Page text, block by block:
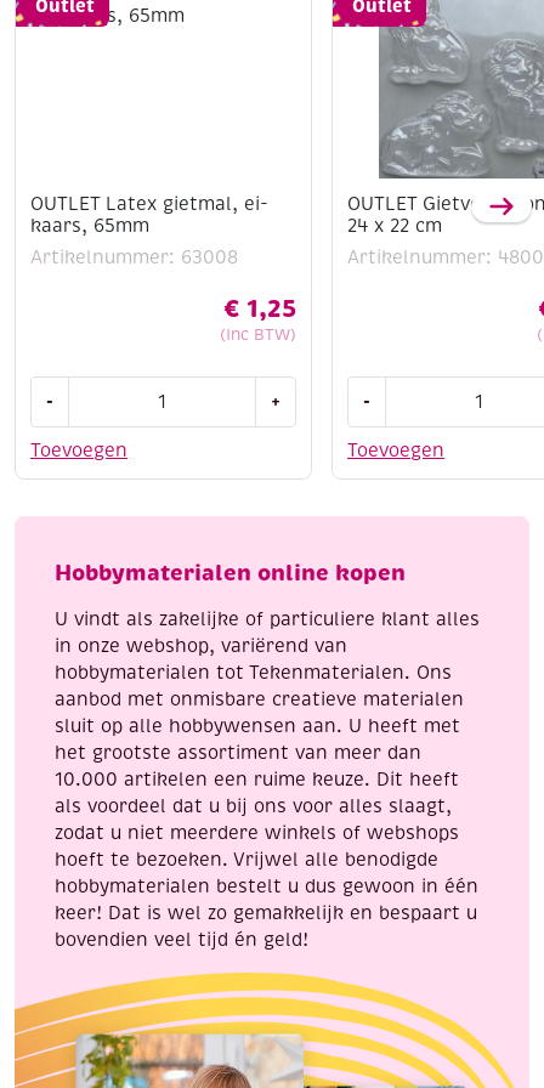
Outlet
OUTLET Latex gietmal, ei-
kaars, 65mm
Artikelnummer: 63008
€ 1,25
(Inc BTW)
Toevoegen
-
gietmal,
65mm
+
Outlet
OUTLET Gietvorm
24 x 22 cm
Artikelnummer:
Toevoegen
-
lion
x
cm
Hobbymaterialen online kopen
U vindt als zakelijke of particuliere klant alles
in onze webshop, variërend van
hobbymaterialen tot Tekenmaterialen. Ons
aanbod met onmisbare creatieve materialen
sluit op alle hobbywensen aan. U heeft met
het grootste assortiment van meer dan
10.000 artikelen een ruime keuze. Dit heeft
als voordeel dat u bij ons voor alles slaagt,
zodat u niet meerdere winkels of webshops
hoeft te bezoeken. Vrijwel alle benodigde
hobbymaterialen bestelt u dus gewoon in één
keer! Dat is wel zo gemakkelijk en bespaart u
bovendien veel tijd én geld!